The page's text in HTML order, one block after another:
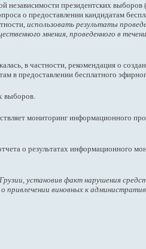
независимости президентских
о предоставлении кандидатам
использовать результаты
мнения, проведенного в
в частности, рекомендация о
в предоставлении бесплатного
выборов.
мониторинг информационного
о результатах информационного
установив факт нарушения
виновных к